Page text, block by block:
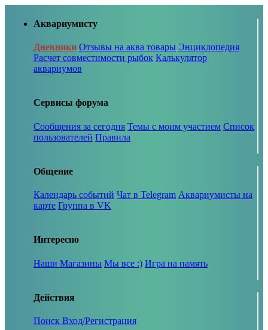
Аквариумисту
Дневники Отзывы на аква товары Энциклопедия
Расчет совместимости рыбок Калькулятор
аквариумов
Сервисы форума
Сообщения за сегодня Темы с моим участием Список
пользователей Правила
Общение
Календарь событий Чат в Telegram Аквариумисты на
карте Группа в VK
Интересно
Наши Магазины Мы все :) Игра на память
Действия
Поиск Вход/Регистрация